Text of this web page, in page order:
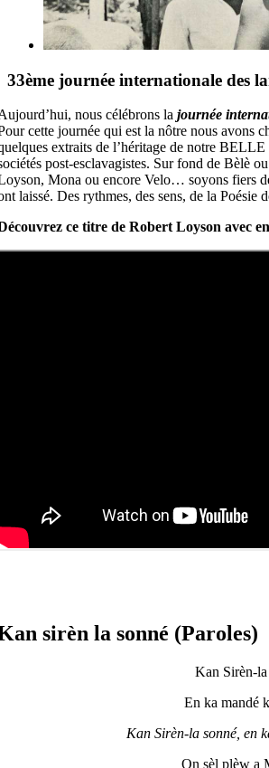
33ème journée internationale des
nous célébrons lajournée
cette journée qui est la nôtre nous avons
extraits de l’héritage de notre
post-esclavagistes. Sur fond de Bèlè
Mona ou encore Velo… soyons fiers
laissé. Des rythmes, des sens, de la Poésie
ce titre de Robert Loyson avec
sirèn la sonné (Paroles)
Kan Sirèn-la
En ka mandé
Kan Sirèn-la sonné, en
On sèl plèw a